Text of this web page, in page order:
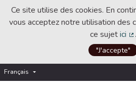
Ce site utilise des cookies. En
vous acceptez notre utilisation des
ce sujetici .
"J'accepte"
Français Choisir la langue